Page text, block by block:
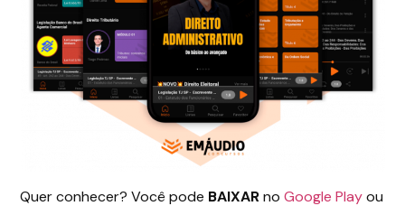
Quer conhecer? Você pode BAIXARnoGoogle Playou